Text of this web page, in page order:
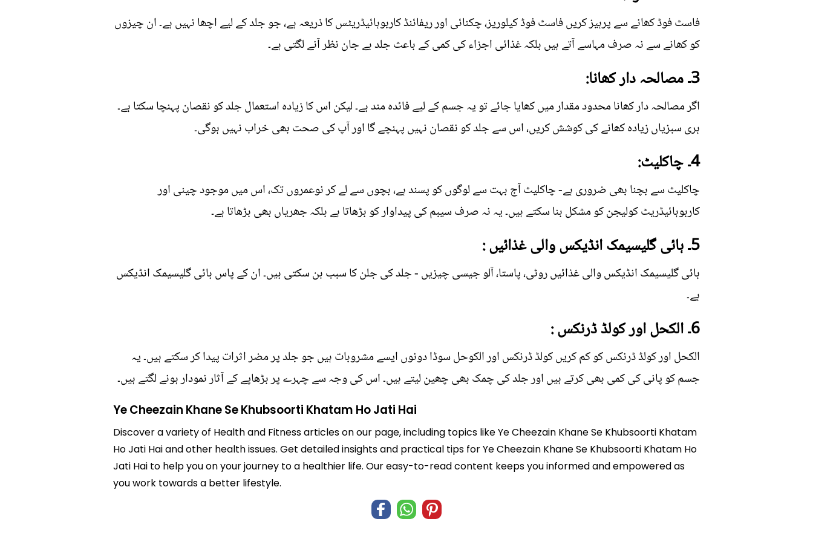
فاسٹ فوڈ کھانے سے پرہیز کریں فاسٹ فوڈ کیلوریز، چکنائی اور ریفائنڈ کاربوہائیڈریٹس کا ذریعہ ہے، جو جلد کے لیے اچھا نہیں ہے۔ ان چیزوں
کو کھانے سے نہ صرف مہاسے آتے ہیں بلکہ غذائی اجزاء کی کمی کے باعث جلد بے جان نظر آنے لگتی ہے۔
3۔ مصالحہ دار کھانا:
اگر مصالحہ دار کھانا محدود مقدار میں کھایا جائے تو یہ جسم کے لیے فائدہ مند ہے۔ لیکن اس کا زیادہ استعمال جلد کو نقصان پہنچا سکتا ہے۔
ہری سبزیاں زیادہ کھانے کی کوشش کریں، اس سے جلد کو نقصان نہیں پہنچے گا اور آپ کی صحت بھی خراب نہیں ہوگی۔
4۔ چاکلیٹ:
چاکلیٹ سے بچنا بھی ضروری ہے- چاکلیٹ آج بہت سے لوگوں کو پسند ہے، بچوں سے لے کر نوعمروں تک، اس میں موجود چینی اور
کاربوہائیڈریٹ کولیجن کو مشکل بنا سکتے ہیں۔ یہ نہ صرف سیبم کی پیداوار کو بڑھاتا ہے بلکہ جھریاں بھی بڑھاتا ہے۔
5۔ ہائی گلیسیمک انڈیکس والی غذائیں :
ہائی گلیسیمک انڈیکس والی غذائیں روٹی، پاستا، آلو جیسی چیزیں - جلد کی جلن کا سبب بن سکتی ہیں۔ ان کے پاس ہائی گلیسیمک انڈیکس
ہے۔
6۔ الکحل اور کولڈ ڈرنکس :
الکحل اور کولڈ ڈرنکس کو کم کریں کولڈ ڈرنکس اور الکوحل سوڈا دونوں ایسے مشروبات ہیں جو جلد پر مضر اثرات پیدا کر سکتے ہیں۔ یہ
جسم کو پانی کی کمی بھی کرتے ہیں اور جلد کی چمک بھی چھین لیتے ہیں۔ اس کی وجہ سے چہرے پر بڑھاپے کے آثار نمودار ہونے لگتے ہیں۔
Ye Cheezain Khane Se Khubsoorti Khatam Ho Jati Hai
Discover a variety of Health and Fitness articles on our page, including topics like Ye Cheezain Khane Se Khubsoorti Khatam
Ho Jati Hai and other health issues. Get detailed insights and practical tips for Ye Cheezain Khane Se Khubsoorti Khatam Ho
Jati Hai to help you on your journey to a healthier life. Our easy-to-read content keeps you informed and empowered as
you work towards a better lifestyle.